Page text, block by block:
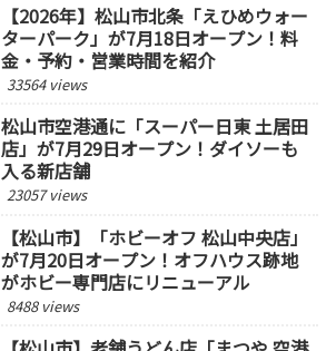
【2026年】松山市北条「えひめウォー
ターパーク」が7月18日オープン！料
金・予約・営業時間を紹介
33564 views
松山市空港通に「スーパー日東 土居田
店」が7月29日オープン！ダイソーも
入る新店舗
23057 views
【松山市】「ホビーオフ 松山中央店」
が7月20日オープン！オフハウス跡地
がホビー専門店にリニューアル
8488 views